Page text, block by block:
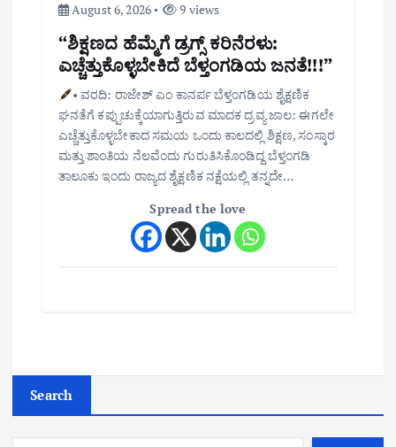
August 6, 2026
9 views
“ಶಿಕ್ಷಣದ ಹೆಮ್ಮೆಗೆ ಡ್ರಗ್ಸ್ ಕರಿನೆರಳು:
ಎಚ್ಚೆತ್ತುಕೊಳ್ಳಬೇಕಿದೆ ಬೆಳ್ತಂಗಡಿಯ ಜನತೆ!!!”
• ವರದಿ: ರಾಜೇಶ್ ಎಂ ಕಾನರ್ಪ ಬೆಳ್ತಂಗಡಿಯ ಶೈಕ್ಷಣಿಕ
ಘನತೆಗೆ ಕಪ್ಪುಚುಕ್ಕೆಯಾಗುತ್ತಿರುವ ಮಾದಕ ದ್ರವ್ಯ ಜಾಲ: ಈಗಲೇ
ಎಚ್ಚೆತ್ತುಕೊಳ್ಳಬೇಕಾದ ಸಮಯ ಒಂದು ಕಾಲದಲ್ಲಿ ಶಿಕ್ಷಣ, ಸಂಸ್ಕಾರ
ಮತ್ತು ಶಾಂತಿಯ ನೆಲವೆಂದು ಗುರುತಿಸಿಕೊಂಡಿದ್ದ ಬೆಳ್ತಂಗಡಿ
ತಾಲೂಕು ಇಂದು ರಾಜ್ಯದ ಶೈಕ್ಷಣಿಕ ನಕ್ಷೆಯಲ್ಲಿ ತನ್ನದೇ…
Spread the love
Search